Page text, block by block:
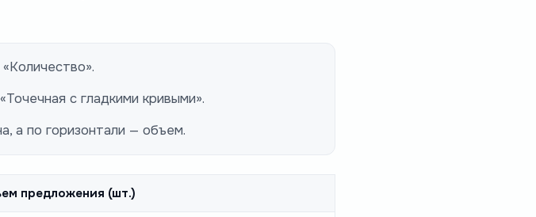
с гладкими кривыми».
а по горизонтали — объем.
предложения (шт.)